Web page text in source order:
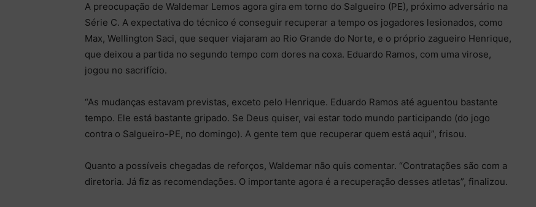
A preocupação de Waldemar Lemos agora gira em torno do Salgueiro (PE), próximo adversário na
Série C. A expectativa do técnico é conseguir recuperar a tempo os jogadores lesionados, como
Max, Wellington Saci, que sequer viajaram ao Rio Grande do Norte, e o próprio zagueiro Henrique,
que deixou a partida no segundo tempo com dores na coxa. Eduardo Ramos, com uma virose,
jogou no sacrifício.
“As mudanças estavam previstas, exceto pelo Henrique. Eduardo Ramos até aguentou bastante
tempo. Ele está bastante gripado. Se Deus quiser, vai estar todo mundo participando (do jogo
contra o Salgueiro-PE, no domingo). A gente tem que recuperar quem está aqui”, frisou.
Quanto a possíveis chegadas de reforços, Waldemar não quis comentar. “Contratações são com a
diretoria. Já fiz as recomendações. O importante agora é a recuperação desses atletas”, finalizou.